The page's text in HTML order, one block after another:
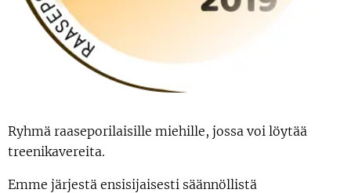
Ryhmä raaseporilaisille miehille, jossa voi löytää
treenikavereita.
Emme järjestä ensisijaisesti säännöllistä